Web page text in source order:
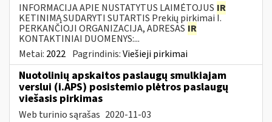
INFORMACIJA APIE NUSTATYTUS LAIMĖTOJUS IR
KETINIMĄ SUDARYTI SUTARTIS Prekių pirkimai I.
PERKANČIOJI ORGANIZACIJA, ADRESAS IR
KONTAKTINIAI DUOMENYS:...
Metai: 2022 Pagrindinis:Viešieji pirkimai
Nuotolinių apskaitos paslaugų smulkiajam
verslui (i.APS) posistemio plėtros paslaugų
viešasis pirkimas
Web turinio sąrašas 2020-11-03